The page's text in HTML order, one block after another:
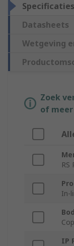
Specificaties
Datasheets
Wetgeving
Zoek
of
RS
In-
IP